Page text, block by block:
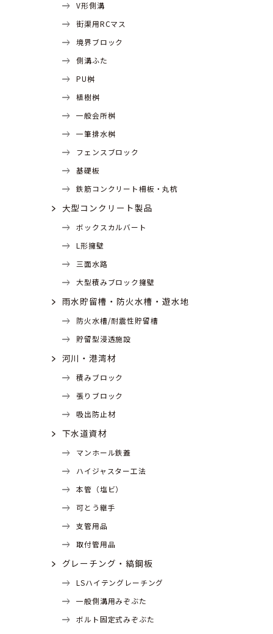
V形側溝
街渠用RCマス
境界ブロック
側溝ふた
PU桝
植樹桝
一般会所桝
一筆排水桝
フェンスブロック
基礎板
鉄筋コンクリート柵板・丸杭
大型コンクリート製品
ボックスカルバート
L形擁壁
三面水路
大型積みブロック擁壁
雨水貯留槽・防火水槽・遊水地
防火水槽/耐震性貯留槽
貯留型浸透施設
河川・港湾材
積みブロック
張りブロック
吸出防止材
下水道資材
マンホール鉄蓋
ハイジャスター工法
本管（塩ビ）
可とう継手
支管用品
取付管用品
グレーチング・縞鋼板
LSハイテングレーチング
一般側溝用みぞぶた
ボルト固定式みぞぶた